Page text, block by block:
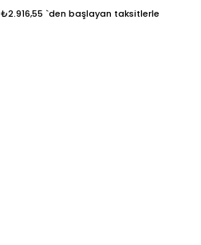
₺2.916,55 `den başlayan taksitlerle